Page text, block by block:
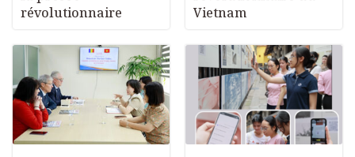
révolutionnaire
Vietnam